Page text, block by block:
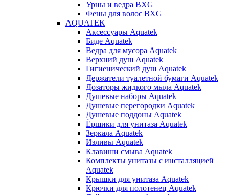
Урны и ведра BXG
Фены для волос BXG
AQUATEK
Аксессуары Aquatek
Биде Aquatek
Ведра для мусора Aquatek
Верхний душ Aquatek
Гигиенический душ Aquatek
Держатели туалетной бумаги Aquatek
Дозаторы жидкого мыла Aquatek
Душевые наборы Aquatek
Душевые перегородки Aquatek
Душевые поддоны Aquatek
Ёршики для унитаза Aquatek
Зеркала Aquatek
Изливы Aquatek
Клавиши смыва Aquatek
Комплекты унитазы с инсталляцией
Aquatek
Крышки для унитаза Aquatek
Крючки для полотенец Aquatek